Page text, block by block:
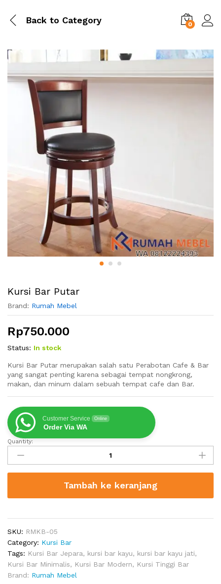
Back to Category 0
Kursi Bar Putar
Brand: Rumah Mebel
Rp750.000
Status: In stock
Kursi Bar Putar merupakan salah satu Perabotan Cafe & Bar
yang sangat penting karena sebagai tempat nongkrong,
makan, dan minum dalam sebuah tempat cafe dan Bar.
Customer Service Online
Order Via WA
Kursi
Bar
Putar
quantity
Quantity:
Tambah ke keranjang
SKU: RMKB-05
Category: Kursi Bar
Tags: Kursi Bar Jepara, kursi bar kayu, kursi bar kayu jati,
Kursi Bar Minimalis, Kursi Bar Modern, Kursi Tinggi Bar
Brand: Rumah Mebel